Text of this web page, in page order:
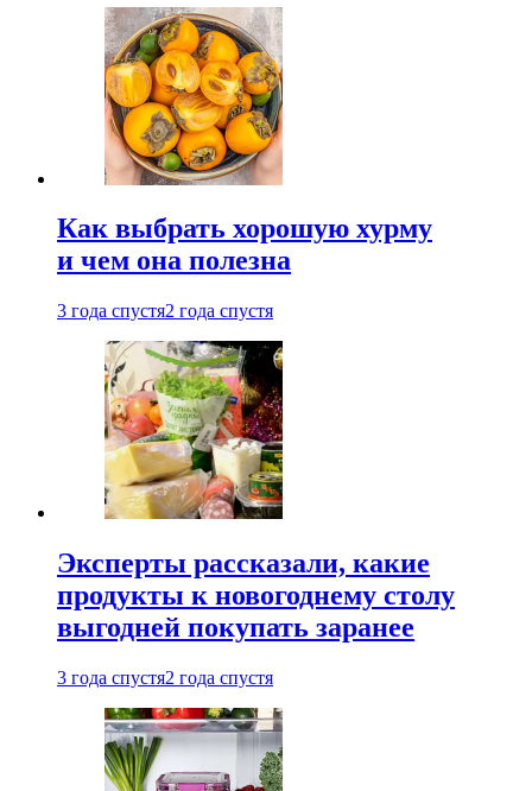
Как выбрать хорошую хурму
и чем она полезна
3 года спустя2 года спустя
Эксперты рассказали, какие
продукты к новогоднему столу
выгодней покупать заранее
3 года спустя2 года спустя